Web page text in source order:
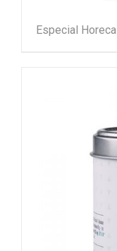
Especial Horeca